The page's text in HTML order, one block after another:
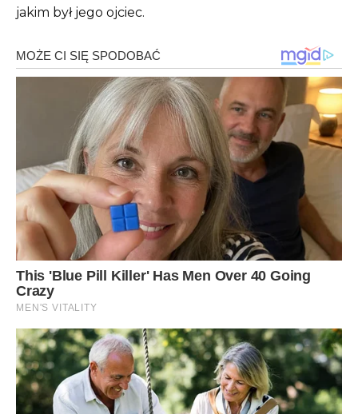
jakim był jego ojciec.